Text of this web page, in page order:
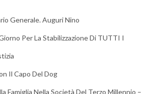
Generale. Auguri Nino
Per La Stabilizzazione Di TUTTI I
Il Capo Del Dog
Famiglia Nella Società Del Terzo Millennio –